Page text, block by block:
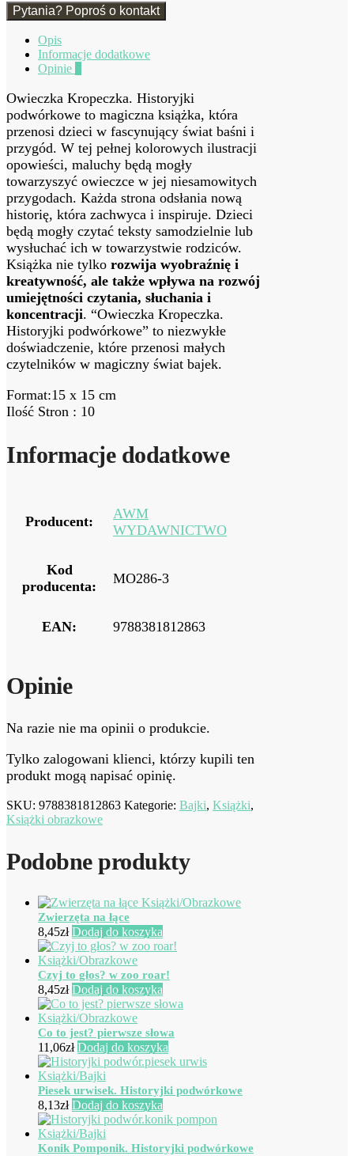
Pytania? Poproś o kontakt
Opis
Informacje dodatkowe
Opinie
Owieczka Kropeczka. Historyjki
podwórkowe to magiczna książka, która
przenosi dzieci w fascynujący świat baśni i
przygód. W tej pełnej kolorowych ilustracji
opowieści, maluchy będą mogły
towarzyszyć owieczce w jej niesamowitych
przygodach. Każda strona odsłania nową
historię, która zachwyca i inspiruje. Dzieci
będą mogły czytać teksty samodzielnie lub
wysłuchać ich w towarzystwie rodziców.
Książka nie tylko rozwija wyobraźnię i
kreatywność, ale także wpływa na rozwój
umiejętności czytania, słuchania i
koncentracji. “Owieczka Kropeczka.
Historyjki podwórkowe” to niezwykłe
doświadczenie, które przenosi małych
czytelników w magiczny świat bajek.
Format:15 x 15 cm
Ilość Stron : 10
Informacje dodatkowe
Producent:
AWM
WYDAWNICTWO
Kod
producenta:
MO286-3
EAN: 9788381812863
Opinie
Na razie nie ma opinii o produkcie.
Tylko zalogowani klienci, którzy kupili ten
produkt mogą napisać opinię.
SKU: 9788381812863 Kategorie: Bajki, Książki,
Książki obrazkowe
Podobne produkty
Zwierzęta na łące
8,45zł Dodaj do koszyka
Czyj to głos? w zoo roar!
8,45zł Dodaj do koszyka
Co to jest? pierwsze słowa
11,06zł Dodaj do koszyka
Piesek urwisek. Historyjki podwórkowe
8,13zł Dodaj do koszyka
Konik Pomponik. Historyjki podwórkowe